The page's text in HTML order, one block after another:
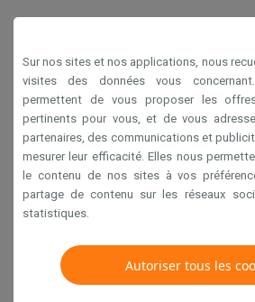
Conditions générales
Privacy
Disclaimer
Cookies
Krëfel NV - Steenstraat 44 -
Sur nos sites et nos applications, nous
visites des données vous
permettent de vous proposer les
pertinents pour vous, et de vous
partenaires, des communications et
mesurer leur efficacité. Elles nous
le contenu de nos sites à vos
partage de contenu sur les réseaux
statistiques.
Autoriser tous les